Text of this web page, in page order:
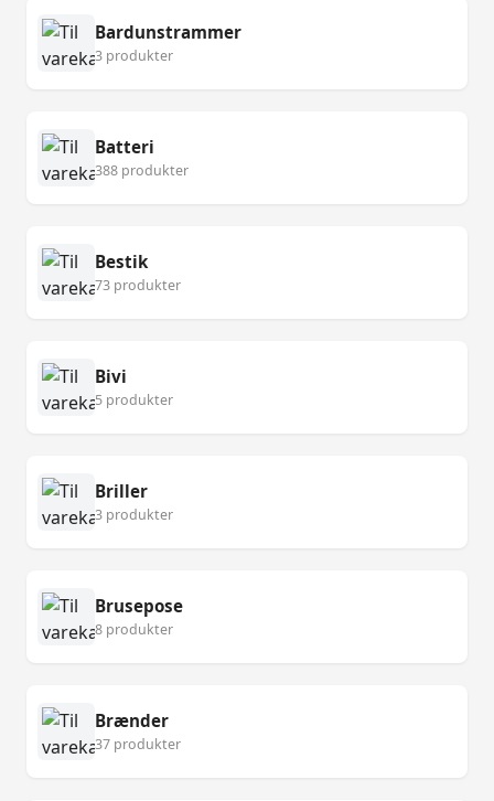
Bardunstrammer
3 produkter
Batteri
388 produkter
Bestik
73 produkter
Bivi
5 produkter
Briller
3 produkter
Brusepose
8 produkter
Brænder
37 produkter